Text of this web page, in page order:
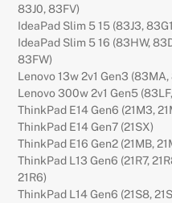
83J0, 83FV)
IdeaPad Slim 5 15 (83J3,
IdeaPad Slim 5 16 (83HW,
83FW)
Lenovo 13w 2v1 Gen3
Lenovo 300w 2v1 Gen5
ThinkPad E14 Gen6 (21M3,
ThinkPad E14 Gen7 (21SX)
ThinkPad E16 Gen2 (21MB,
ThinkPad L13 Gen6 (21R7,
21R6)
ThinkPad L14 Gen6 (21S8,